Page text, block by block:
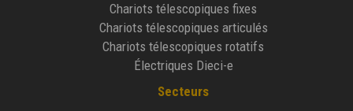
Chariots télescopiques fixes
Chariots télescopiques articulés
Chariots télescopiques rotatifs
Électriques Dieci-e
Secteurs